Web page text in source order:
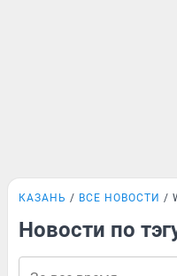
КАЗАНЬ ВСЕ НОВОСТИ
Новости по